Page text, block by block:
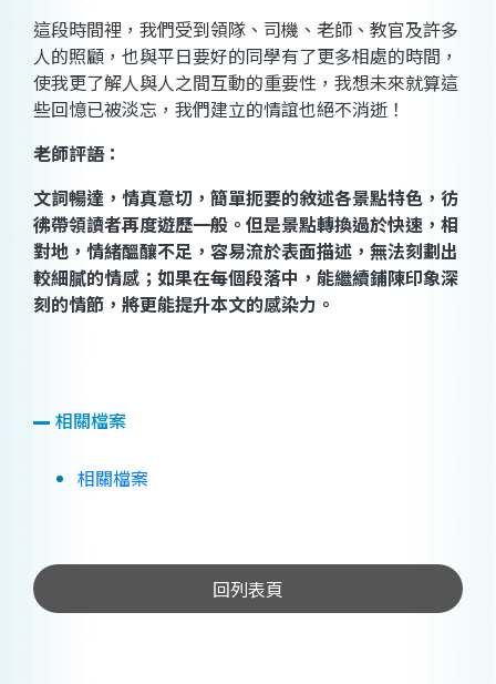
這段時間裡， 我們受到領隊、司機、老師、教官及許多
人的照顧， 也與平日要好的同學有了更多相處的時間，
使我更了解人與人之間互動的重要性， 我想未來就算這
些回憶已被淡忘， 我們建立的情誼也絕不消逝！
老師評語：
文詞暢達，情真意切， 簡單扼要的敘述各景點特色 ，彷
彿帶領讀者再度遊歷一般。但是景點轉換過於快速，相
對地，情緒醞釀不足，容易流於表面描述，無法刻劃出
較細膩的情感；如果在每個段落中，能繼續鋪陳印象深
刻的情節，將更能提升本文的感染力。
相關檔案
相關檔案
回列表頁